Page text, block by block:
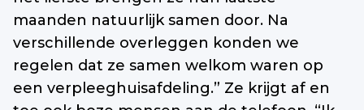
maanden natuurlijk samen door. Na
verschillende overleggen konden we
regelen dat ze samen welkom waren op
een verpleeghuisafdeling.” Ze krijgt af en